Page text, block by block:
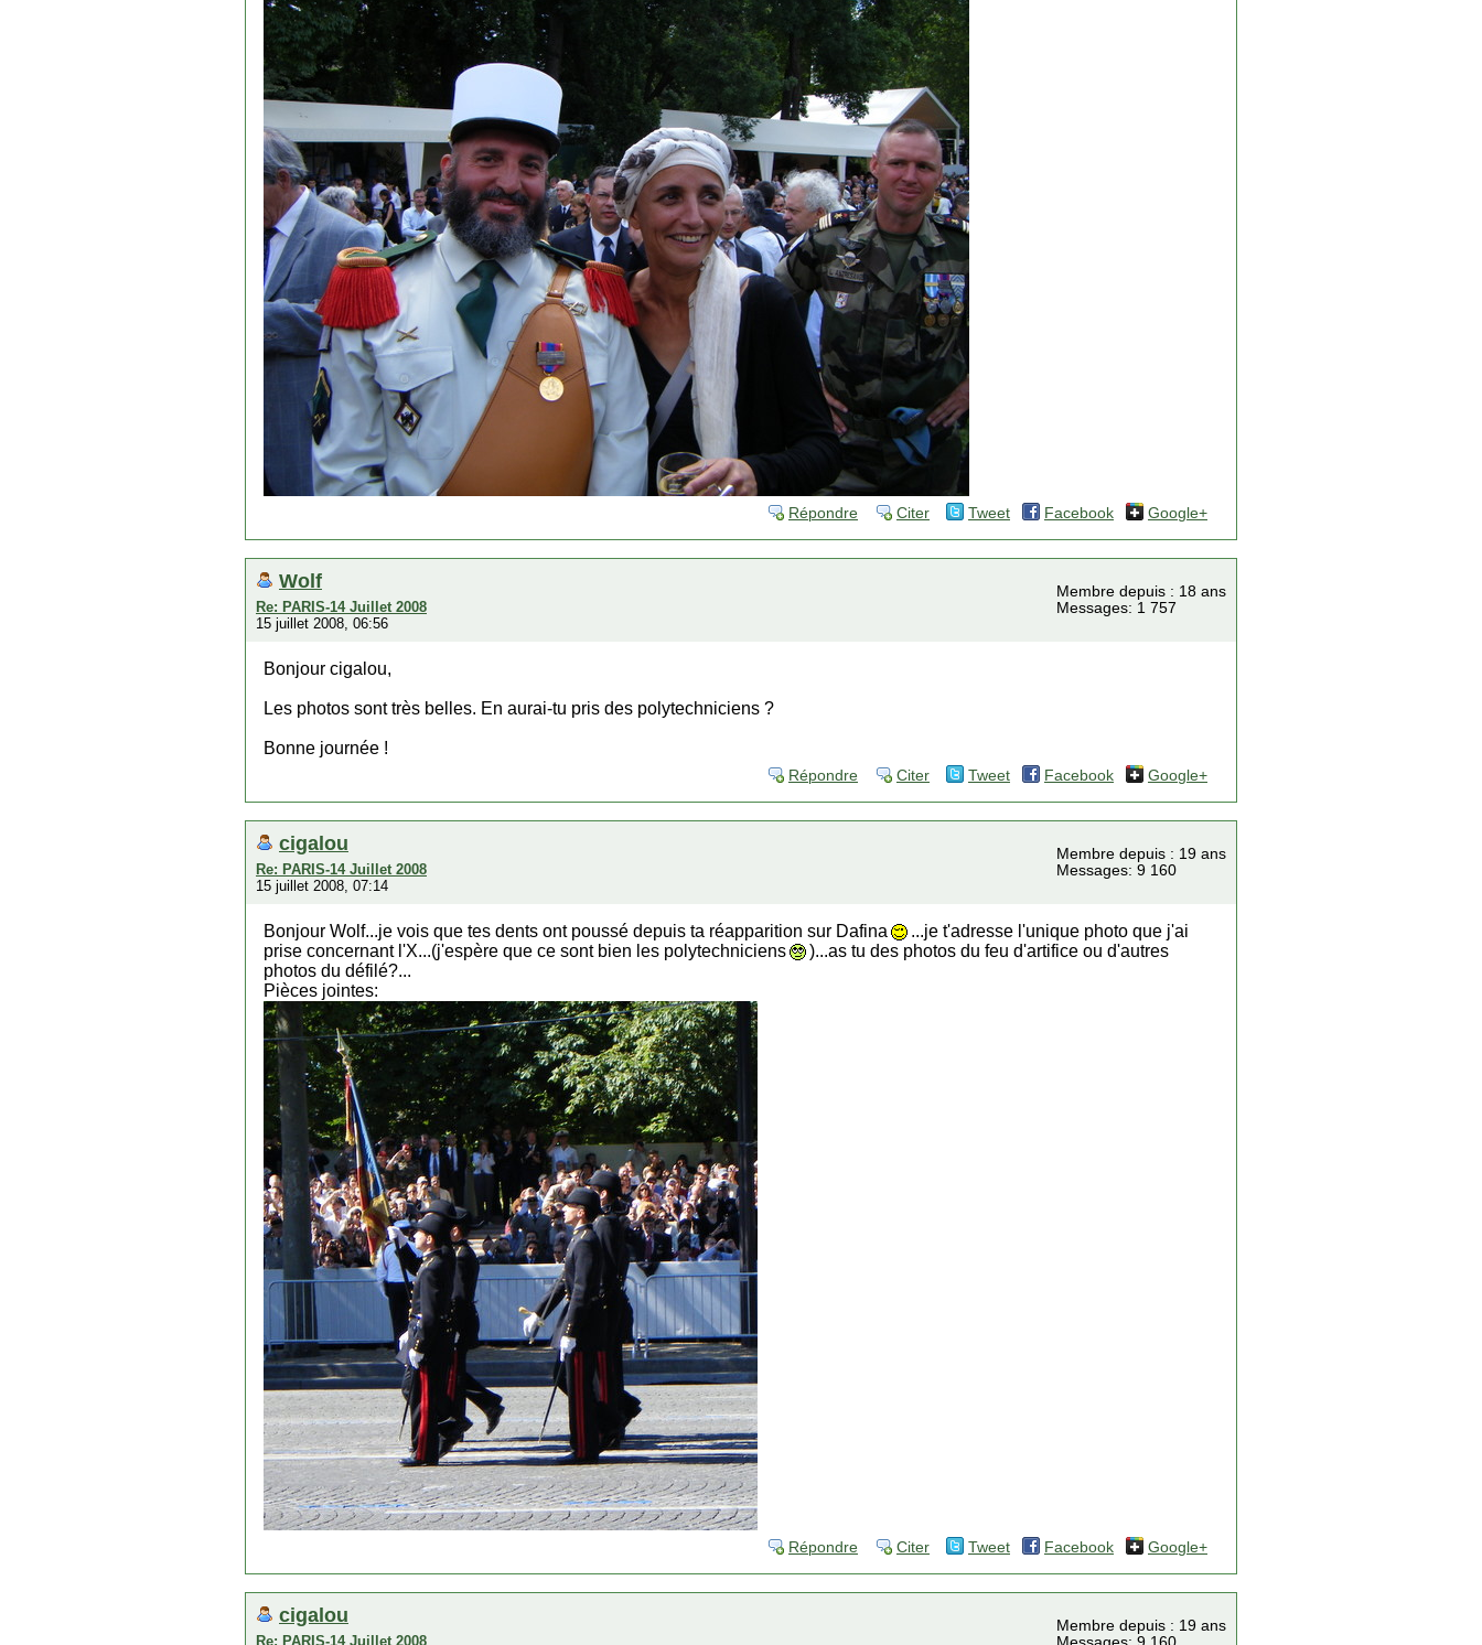
Répondre Citer Tweet Facebook Google+
Wolf
Re: PARIS-14 Juillet 2008
15 juillet 2008, 06:56
Membre depuis : 18 ans
Messages: 1 757
Bonjour cigalou,
Les photos sont très belles. En aurai-tu pris des polytechniciens ?
Bonne journée !
Répondre Citer Tweet Facebook Google+
cigalou
Re: PARIS-14 Juillet 2008
15 juillet 2008, 07:14
Membre depuis : 19 ans
Messages: 9 160
Bonjour Wolf...je vois que tes dents ont poussé depuis ta réapparition sur Dafina
...je t'adresse l'unique photo que j'ai
prise concernant l'X...(j'espère que ce sont bien les polytechniciens
)...as tu des photos du feu d'artifice ou d'autres
photos du défilé?...
Pièces jointes:
Répondre Citer Tweet Facebook Google+
cigalou
Re: PARIS-14 Juillet 2008
Membre depuis : 19 ans